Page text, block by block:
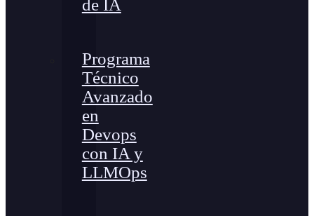
de IA
Programa
Técnico
Avanzado
en
Devops
con IA y
LLMOps